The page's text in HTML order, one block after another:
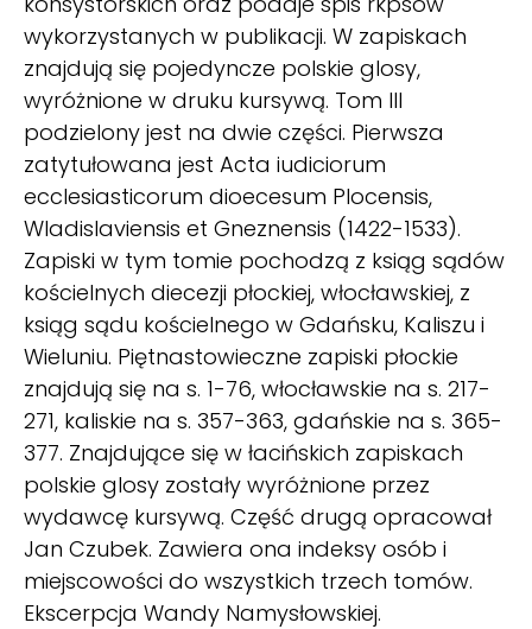
wykorzystanych w publikacji. W zapiskach
znajdują się pojedyncze polskie glosy,
wyróżnione w druku kursywą. Tom III
podzielony jest na dwie części. Pierwsza
zatytułowana jest Acta iudiciorum
ecclesiasticorum dioecesum Plocensis,
Wladislaviensis et Gneznensis (1422-1533).
Zapiski w tym tomie pochodzą z ksiąg sądów
kościelnych diecezji płockiej, włocławskiej, z
ksiąg sądu kościelnego w Gdańsku, Kaliszu i
Wieluniu. Piętnastowieczne zapiski płockie
znajdują się na s. 1-76, włocławskie na s. 217-
271, kaliskie na s. 357-363, gdańskie na s. 365-
377. Znajdujące się w łacińskich zapiskach
polskie glosy zostały wyróżnione przez
wydawcę kursywą. Część drugą opracował
Jan Czubek. Zawiera ona indeksy osób i
miejscowości do wszystkich trzech tomów.
Ekscerpcja Wandy Namysłowskiej.